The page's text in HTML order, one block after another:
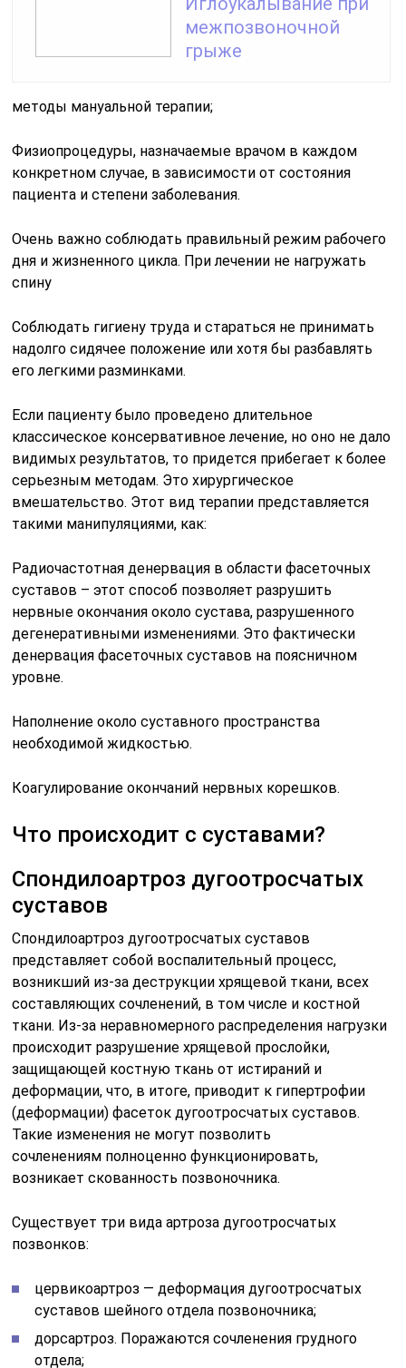
межпозвоночной
грыже
методы мануальной терапии;
Физиопроцедуры, назначаемые врачом в каждом
конкретном случае, в зависимости от состояния
пациента и степени заболевания.
Очень важно соблюдать правильный режим рабочего
дня и жизненного цикла. При лечении не нагружать
спину
Соблюдать гигиену труда и стараться не принимать
надолго сидячее положение или хотя бы разбавлять
его легкими разминками.
Если пациенту было проведено длительное
классическое консервативное лечение, но оно не дало
видимых результатов, то придется прибегает к более
серьезным методам. Это хирургическое
вмешательство. Этот вид терапии представляется
такими манипуляциями, как:
Радиочастотная денервация в области фасеточных
суставов – этот способ позволяет разрушить
нервные окончания около сустава, разрушенного
дегенеративными изменениями. Это фактически
денервация фасеточных суставов на поясничном
уровне.
Наполнение около суставного пространства
необходимой жидкостью.
Коагулирование окончаний нервных корешков.
Что происходит с суставами?
Спондилоартроз дугоотросчатых
суставов
Спондилоартроз дугоотросчатых суставов
представляет собой воспалительный процесс,
возникший из-за деструкции хрящевой ткани, всех
составляющих сочленений, в том числе и костной
ткани. Из-за неравномерного распределения нагрузки
происходит разрушение хрящевой прослойки,
защищающей костную ткань от истираний и
деформации, что, в итоге, приводит к гипертрофии
(деформации) фасеток дугоотросчатых суставов.
Такие изменения не могут позволить
сочленениям полноценно функционировать,
возникает скованность позвоночника.
Существует три вида артроза дугоотросчатых
позвонков:
цервикоартроз — деформация дугоотросчатых
суставов шейного отдела позвоночника;
дорсартроз. Поражаются сочленения грудного
отдела;